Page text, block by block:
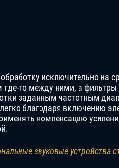
исключительно на
где-то между ними, а
заданным частотным
благодаря включению
компенсацию
звуковые устройства